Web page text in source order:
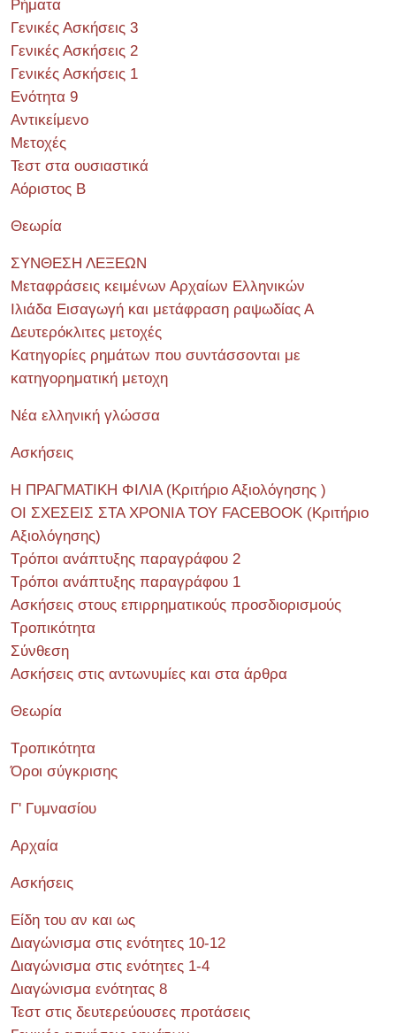
Ρήματα
Γενικές Ασκήσεις 3
Γενικές Ασκήσεις 2
Γενικές Ασκήσεις 1
Ενότητα 9
Αντικείμενο
Μετοχές
Τεστ στα ουσιαστικά
Αόριστος Β
Θεωρία
ΣΥΝΘΕΣΗ ΛΕΞΕΩΝ
Μεταφράσεις κειμένων Αρχαίων Ελληνικών
Ιλιάδα Εισαγωγή και μετάφραση ραψωδίας Α
Δευτερόκλιτες μετοχές
Κατηγορίες ρημάτων που συντάσσονται με
κατηγορηματική μετοχη
Νέα ελληνική γλώσσα
Ασκήσεις
Η ΠΡΑΓΜΑΤΙΚΗ ΦΙΛΙΑ (Κριτήριο Αξιολόγησης )
ΟΙ ΣΧΕΣΕΙΣ ΣΤΑ ΧΡΟΝΙΑ ΤΟΥ FACEBOOK (Kριτήριο
Αξιολόγησης)
Τρόποι ανάπτυξης παραγράφου 2
Τρόποι ανάπτυξης παραγράφου 1
Ασκήσεις στους επιρρηματικούς προσδιορισμούς
Τροπικότητα
Σύνθεση
Ασκήσεις στις αντωνυμίες και στα άρθρα
Θεωρία
Τροπικότητα
Όροι σύγκρισης
Γ' Γυμνασίου
Αρχαία
Ασκήσεις
Είδη του αν και ως
Διαγώνισμα στις ενότητες 10-12
Διαγώνισμα στις ενότητες 1-4
Διαγώνισμα ενότητας 8
Τεστ στις δευτερεύουσες προτάσεις